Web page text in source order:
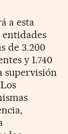
a esta
entidades
de 3.200
y 1.740
supervisión